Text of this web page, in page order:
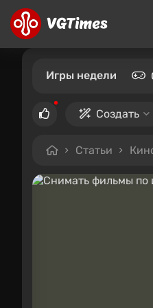
Игры недели
Создать
Статьи